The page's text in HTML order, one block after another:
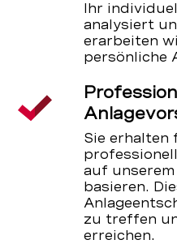
Ihr
analysiert
erarbeiten
persönliche
Sie erhalten
auf
basieren.
zu treffen
erreichen.